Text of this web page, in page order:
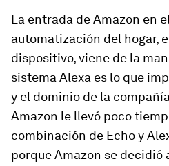
La entrada de Amazon en
automatización del hogar,
dispositivo, viene de la
sistema Alexa es lo que
y el dominio de la
Amazon le llevó poco
combinación de Echo y
porque Amazon se decidió